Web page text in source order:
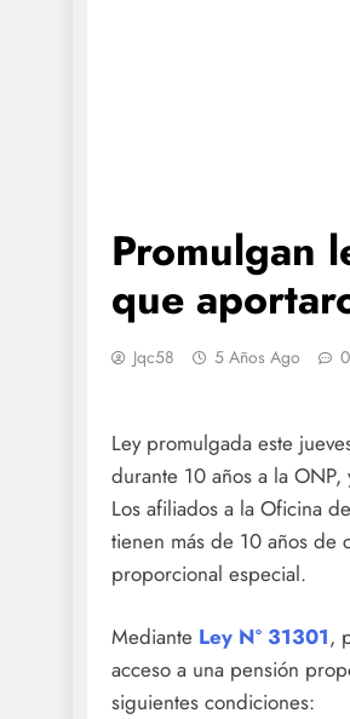
Promulgan
que
Jqc58 5 Años Ago 0
Ley promulgada este
durante 10 años a la
Los afiliados a la Oficina
tienen más de 10 años de
proporcional especial.
Mediante Ley Nº 31301,
acceso a una pensión
siguientes condiciones: